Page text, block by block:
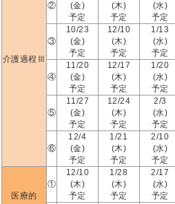
介護過程Ⅲ
②
(金)
予定
(木)
予定
(水)
予定
③
10/23
(金)
予定
12/10
(木)
予定
1/13
(水)
予定
④
11/20
(金)
予定
12/17
(木)
予定
1/20
(水)
予定
⑤
11/27
(金)
予定
12/24
(木)
予定
2/3
(水)
予定
⑥
12/4
(金)
予定
1/21
(木)
予定
2/10
(水)
予定
医療的
①
12/10
(木)
予定
1/28
(木)
予定
2/17
(水)
予定